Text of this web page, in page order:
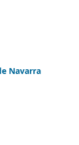
Navarra